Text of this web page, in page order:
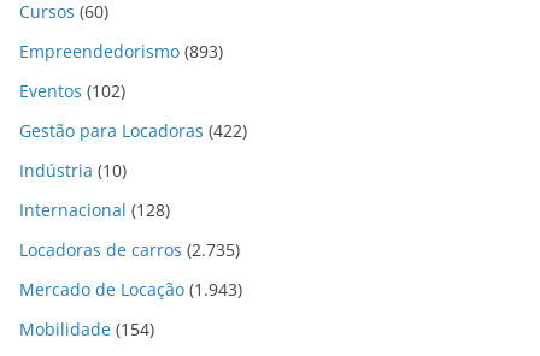
Cursos (60)
Empreendedorismo (893)
Eventos (102)
Gestão para Locadoras (422)
Indústria (10)
Internacional (128)
Locadoras de carros (2.735)
Mercado de Locação (1.943)
Mobilidade (154)